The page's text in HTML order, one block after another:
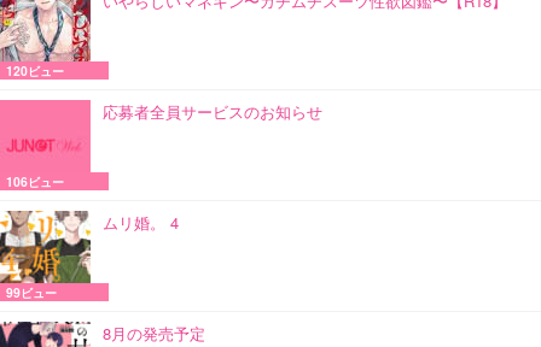
120ビュー
応募者全員サービスのお知らせ
106ビュー
ムリ婚。 4
99ビュー
8月の発売予定